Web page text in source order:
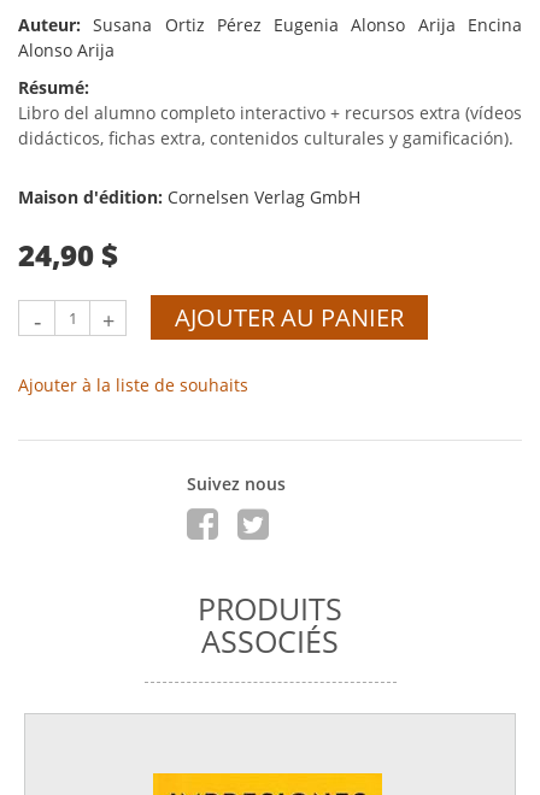
Auteur:Susana Ortiz Pérez Eugenia Alonso Arija Encina
Alonso Arija
Résumé:
Libro del alumno completo interactivo + recursos extra (vídeos
didácticos, fichas extra, contenidos culturales y gamificación).
Maison d'édition: Cornelsen Verlag GmbH
24,90 $
- + AJOUTER AU PANIER
Ajouter à la liste de souhaits
Suivez nous
PRODUITS
ASSOCIÉS